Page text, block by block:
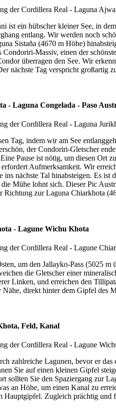
ist ein hübscher kleiner See, in
entlang. Wir werden noch
Sistaña (4670 m Höhe)
Condoriri-Massiv, einen der
überragen den See. Wir
nächste Tag verspricht großartig
- Laguna Congelada - Paso
Tag, indem wir am See
der Condoriri-Gletscher
Pause ist nötig, um diesen Ort
Aufmerksamkeit. Wir
ins nächste Tal hinabsteigen. Es
Mühe lohnt sich. Dieser Pic
Richtung zur Laguna Chiarkhota
- Lagune Wichu Khota
um den Jallayko-Pass (5025
die Gletscher einer
Linken, und erreichen den
Nähe, direkt hinter dem Gipfel des
Feld, Kanal
zahlreiche Lagunen, bevor er
Sie auf einen kleinen Gipfel
sollten Sie den Spaziergang zur
an Höhe, um einen Kanal zu
Hauptgipfel. Zugleich prächtig und